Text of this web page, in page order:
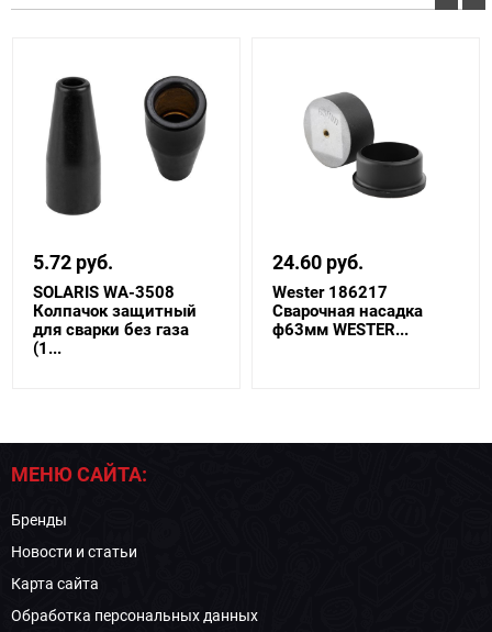
5.72 руб.
SOLARIS WA-3508
Колпачок защитный
для сварки без газа
(1...
24.60 руб.
Wester 186217
Сварочная насадка
ф63мм WESTER...
МЕНЮ САЙТА:
Бренды
Новости и статьи
Карта сайта
Обработка персональных данных